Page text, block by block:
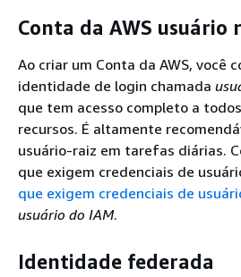
Conta da AWS usuário
Ao criar um Conta da AWS, você
identidade de login chamada
que tem acesso completo a
recursos. É altamente
usuário-raiz em tarefas diárias.
que exigem credenciais de
que exigem credenciais de
usuário do IAM.
Identidade federada